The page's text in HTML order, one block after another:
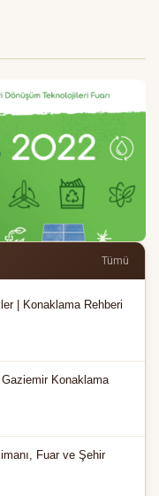
Tümü
| Konaklama Rehberi
Konaklama
Fuar ve Şehir